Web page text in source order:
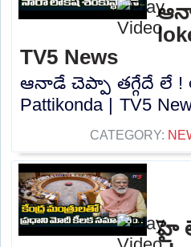
TV5 News
ఆనాడే చెప్పా తగ్గేదే లే !
Pattikonda | TV5
CATEGORY:
హై